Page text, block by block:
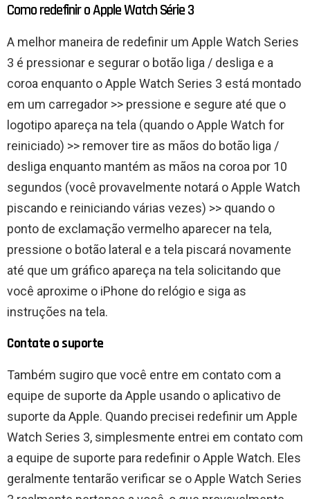
Como redefinir o Apple Watch Série 3
A melhor maneira de redefinir um Apple Watch Series
3 é pressionar e segurar o botão liga / desliga e a
coroa enquanto o Apple Watch Series 3 está montado
em um carregador >> pressione e segure até que o
logotipo apareça na tela (quando o Apple Watch for
reiniciado) >> remover tire as mãos do botão liga /
desliga enquanto mantém as mãos na coroa por 10
segundos (você provavelmente notará o Apple Watch
piscando e reiniciando várias vezes) >> quando o
ponto de exclamação vermelho aparecer na tela,
pressione o botão lateral e a tela piscará novamente
até que um gráfico apareça na tela solicitando que
você aproxime o iPhone do relógio e siga as
instruções na tela.
Contate o suporte
Também sugiro que você entre em contato com a
equipe de suporte da Apple usando o aplicativo de
suporte da Apple. Quando precisei redefinir um Apple
Watch Series 3, simplesmente entrei em contato com
a equipe de suporte para redefinir o Apple Watch. Eles
geralmente tentarão verificar se o Apple Watch Series